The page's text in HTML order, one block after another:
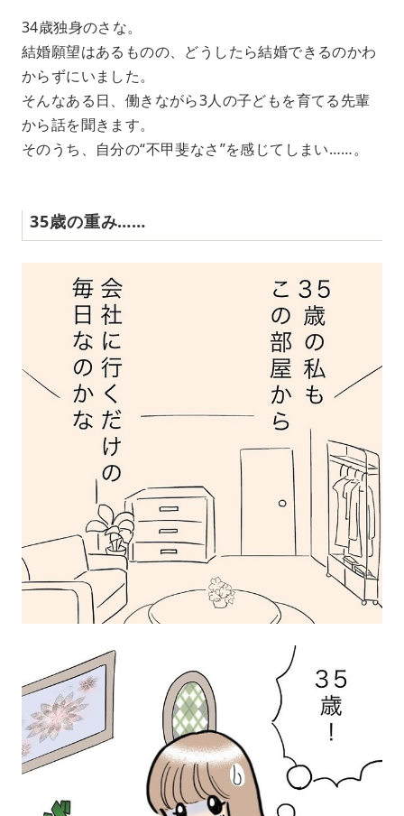
34歳独身のさな。
結婚願望はあるものの、どうしたら結婚できるのかわ
からずにいました。
そんなある日、働きながら3人の子どもを育てる先輩
から話を聞きます。
そのうち、自分の“不甲斐なさ”を感じてしまい……。
35歳の重み……